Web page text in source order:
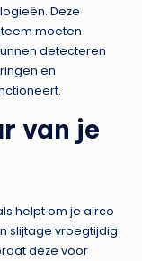
Deze
moeten
detecteren
en
van je
helpt om je airco
slijtage vroegtijdig
deze voor